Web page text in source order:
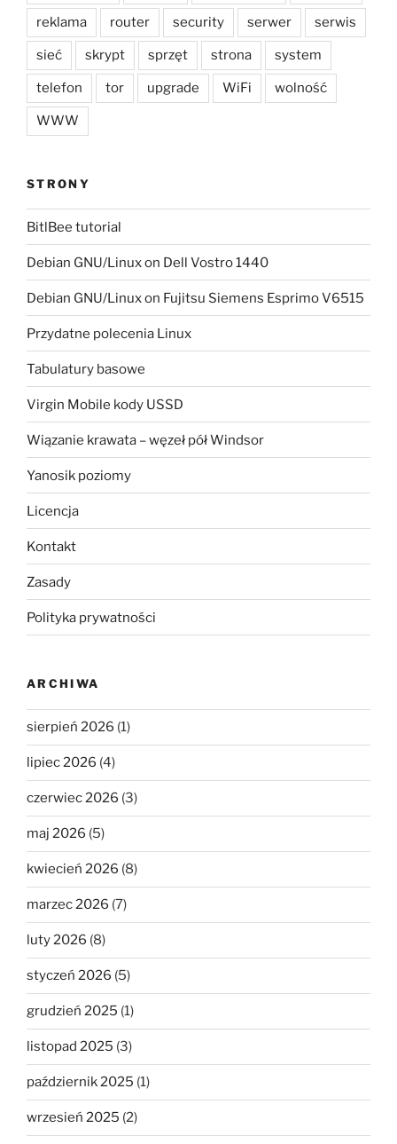
reklama router security serwer serwis
sieć skrypt sprzęt strona system
telefon tor upgrade WiFi wolność
WWW
STRONY
BitlBee tutorial
Debian GNU/Linux on Dell Vostro 1440
Debian GNU/Linux on Fujitsu Siemens Esprimo V6515
Przydatne polecenia Linux
Tabulatury basowe
Virgin Mobile kody USSD
Wiązanie krawata – węzeł pół Windsor
Yanosik poziomy
Licencja
Kontakt
Zasady
Polityka prywatności
ARCHIWA
sierpień 2026 (1)
lipiec 2026 (4)
czerwiec 2026 (3)
maj 2026 (5)
kwiecień 2026 (8)
marzec 2026 (7)
luty 2026 (8)
styczeń 2026 (5)
grudzień 2025 (1)
listopad 2025 (3)
październik 2025 (1)
wrzesień 2025 (2)